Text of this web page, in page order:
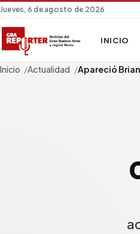
Jueves, 6 de agosto de 2026
INICIO
Inicio Actualidad Apareció